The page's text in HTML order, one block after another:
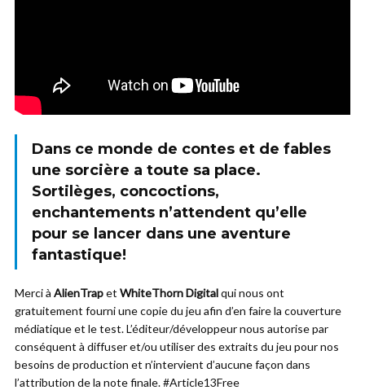
Dans ce monde de contes et de fables
une sorcière a toute sa place.
Sortilèges, concoctions,
enchantements n’attendent qu’elle
pour se lancer dans une aventure
fantastique!
Merci à AlienTrapet WhiteThorn Digitalqui nous ont
gratuitement fourni une copie du jeu afin d’en faire la couverture
médiatique et le test. L’éditeur/développeur nous autorise par
conséquent à diffuser et/ou utiliser des extraits du jeu pour nos
besoins de production et n’intervient d’aucune façon dans
l’attribution de la note finale. #Article13Free